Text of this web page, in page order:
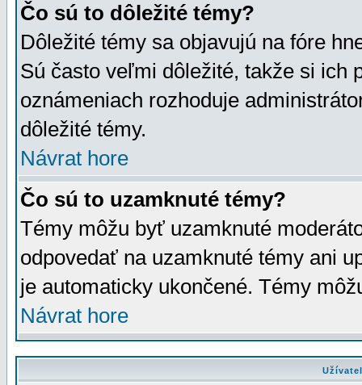
Čo sú to dôležité témy?
Dôležité témy sa objavujú na fóre
Sú často veľmi dôležité, takže si ich
oznámeniach rozhoduje
dôležité témy.
Návrat hore
Čo sú to uzamknuté témy?
Témy môžu byť uzamknuté
odpovedať na uzamknuté témy ani
je automaticky ukončené. Témy
Návrat hore